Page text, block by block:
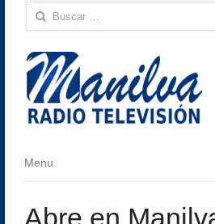
Buscar:
Menu
Menu
Abre en